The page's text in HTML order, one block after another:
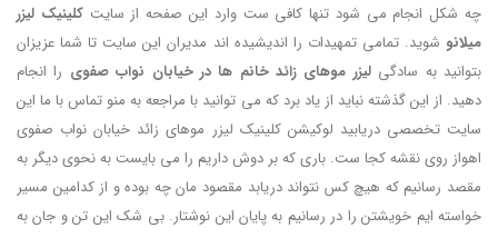
چه شکل انجام می شود تنها کافی ست وارد این صفحه از سایتکلینیک لیزر
میلانو شوید. تمامی تمهیدات را اندیشیده اند مدیران این سایت تا شما عزیزان
بتوانید به سادگیلیزر موهای زائد خانم ها در خیابان نواب صفوی را انجام
دهید. از این گذشته نباید از یاد برد که می توانید با مراجعه به منو تماس با ما این
سایت تخصصی دریابید لوکیشن کلینیک لیزر موهای زائد خیابان نواب صفوی
اهواز روی نقشه کجا ست. باری که بر دوش داریم را می بایست به نحوی دیگر به
مقصد رسانیم که هیچ کس نتواند دریابد مقصود مان چه بوده و از کدامین مسیر
خواسته ایم خویشتن را در رسانیم به پایان این نوشتار. بی شک این تن و جان به